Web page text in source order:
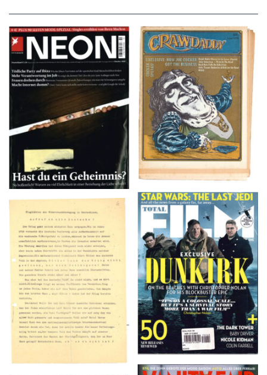
NEON – OKTOBER
2008
Crawdaddy – June/11/72
TOTAL FILM #260 –
SUMMER 2017
Flugblätter der Weissen
Rose – V, Januar 1943